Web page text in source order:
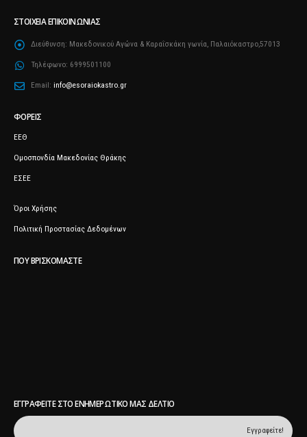
ΣΤΟΙΧΕΊΑ ΕΠΙΚΟΙΝΩΝΊΑΣ
Διεύθυνση: Μακεδονικού Αγώνα & Καραΐσκάκη γωνία, Παλαιόκαστρο,57013
Τηλέφωνο: 6999501100
Email: info@esoraiokastro.gr
ΦΟΡΕΊΣ
ΕΕΘ
Ομοσπονδία Μακεδονίας Θράκης
ΕΣΕΕ
Όροι Χρήσης
Πολιτική Προστασίας Δεδομένων
ΠΟΥ ΒΡΙΣΚΌΜΑΣΤΕ
ΕΓΓΡΑΦΕΊΤΕ ΣΤΟ ΕΝΗΜΕΡΩΤΙΚΌ ΜΑΣ ΔΕΛΤΊΟ